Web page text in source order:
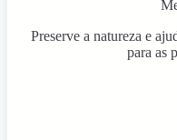
Preserve a natureza e
para as